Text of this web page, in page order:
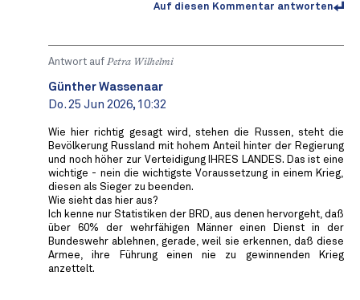
Auf diesen Kommentar antworten
Antwort auf Petra Wilhelmi
Günther Wassenaar
Do. 25 Jun 2026, 10:32
Wie hier richtig gesagt wird, stehen die Russen, steht die
Bevölkerung Russland mit hohem Anteil hinter der Regierung
und noch höher zur Verteidigung IHRES LANDES. Das ist eine
wichtige - nein die wichtigste Voraussetzung in einem Krieg,
diesen als Sieger zu beenden.
Wie sieht das hier aus?
Ich kenne nur Statistiken der BRD, aus denen hervorgeht, daß
über 60% der wehrfähigen Männer einen Dienst in der
Bundeswehr ablehnen, gerade, weil sie erkennen, daß diese
Armee, ihre Führung einen nie zu gewinnenden Krieg
anzettelt.